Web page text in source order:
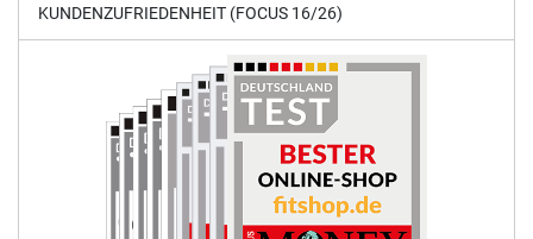
KUNDENZUFRIEDENHEIT (FOCUS 16/26)